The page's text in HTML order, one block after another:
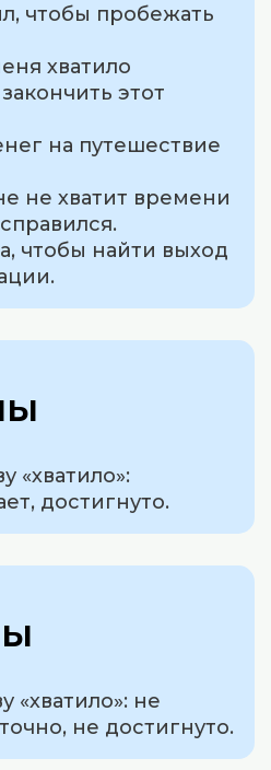
чтобы пробежать
хватило
этот
на путешествие
не хватит времени
чтобы найти выход
«хватило»:
достигнуто.
«хватило»: не
не достигнуто.